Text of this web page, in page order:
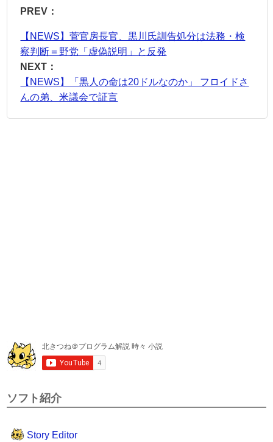
PREV：
【NEWS】菅官房長官、黒川氏訓告処分は法務・検
察判断＝野党「虚偽説明」と反発
NEXT：
【NEWS】「黒人の命は20ドルなのか」 フロイドさ
んの弟、米議会で証言
ソフト紹介
Story Editor